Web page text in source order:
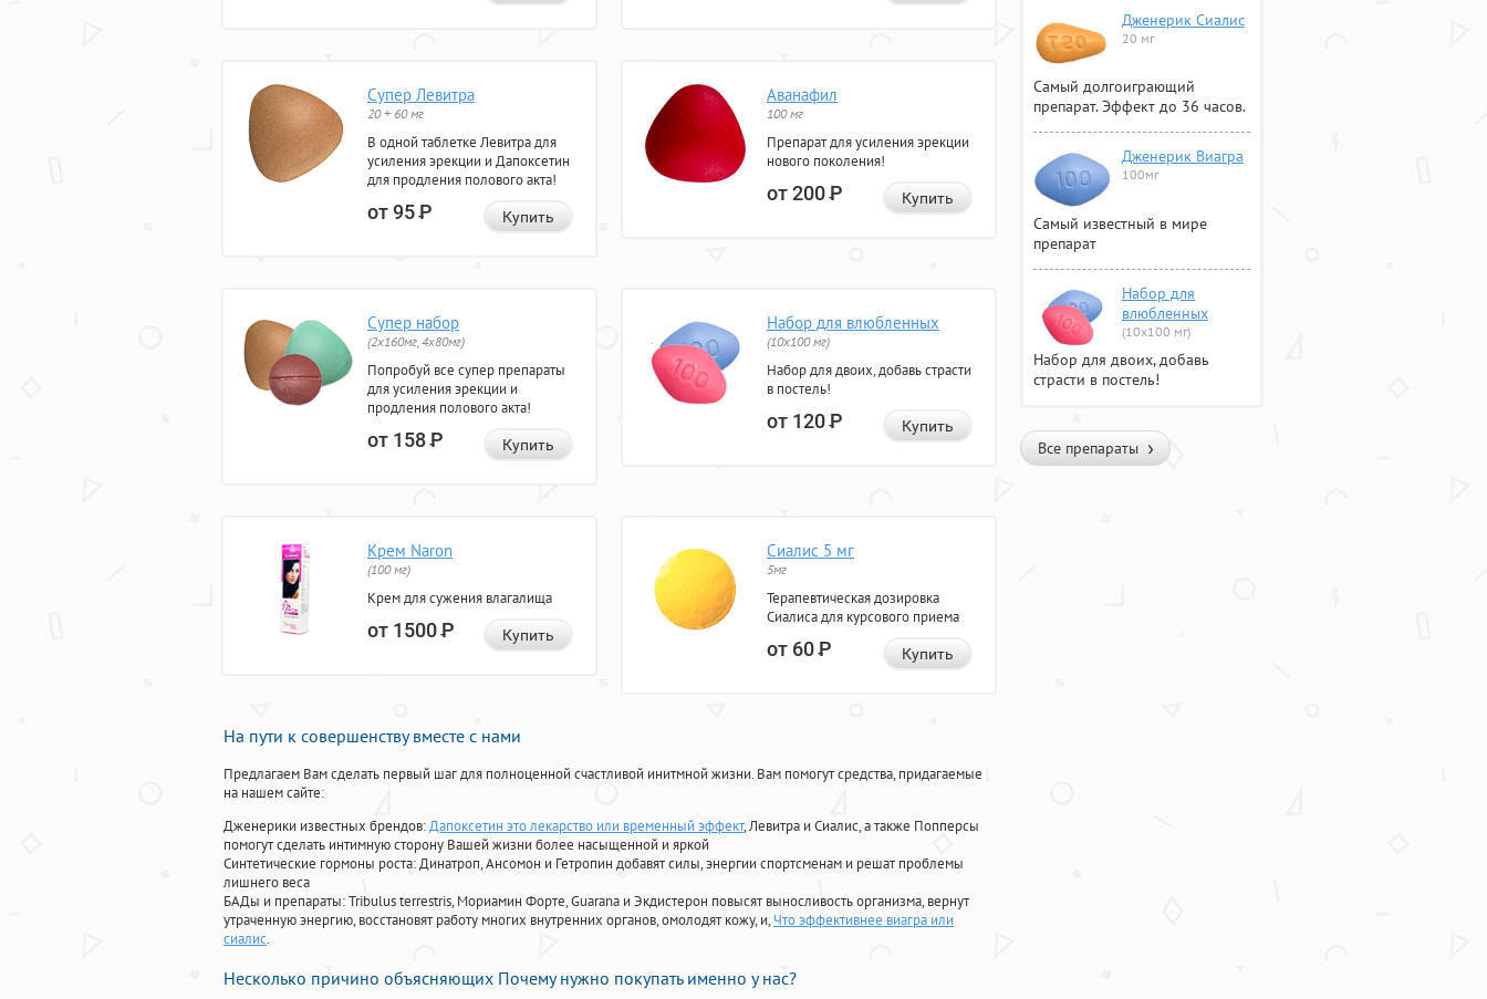
Супер Левитра
20 + 60 мг
В одной таблетке Левитра для
усиления эрекции и Дапоксетин
для продления полового акта!
от 95Р Купить
Аванафил
100 мг
Препарат для усиления эрекции
нового поколения!
от 200Р Купить
Супер набор
(2х160мг, 4х80мг)
Попробуй все супер препараты
для усиления эрекции и
продления полового акта!
от 158Р Купить
Набор для влюбленных
(10х100 мг)
Набор для двоих, добавь страсти
в постель!
от 120Р Купить
Крем Naron
(100 мг)
Крем для сужения влагалища
от 1500Р Купить
Сиалис 5 мг
5мг
Терапевтическая дозировка
Сиалиса для курсового приема
от 60Р Купить
На пути к совершенству вместе с нами
Предлагаем Вам сделать первый шаг для полноценной счастливой инитмной жизни. Вам помогут средства, придагаемые
на нашем сайте:
Дженерики известных брендов:Дапоксетин это лекарство или временный эффект, Левитра и Сиалис, а также Попперсы
помогут сделать интимную сторону Вашей жизни более насыщенной и яркой
Синтетические гормоны роста: Динатроп, Ансомон и Гетропин добавят силы, энергии спортсменам и решат проблемы
лишнего веса
БАДы и препараты:Tribulus terrestris, Мориамин Форте, Guarana и Экдистерон повысят выносливость организма, вернут
утраченную энергию, восстановят работу многих внутренних органов, омолодят кожу, и, Что эффективнее виагра или
сиалис.
Несколько причино объясняющих Почему нужно покупать именно у нас?
Дженерик Сиалис
20 мг
Самый долгоиграющий
препарат. Эффект до 36 часов.
Дженерик Виагра
100мг
Самый известный в мире
препарат
Набор для
влюбленных
(10х100 мг)
Набор для двоих, добавь
страсти в постель!
Все препараты